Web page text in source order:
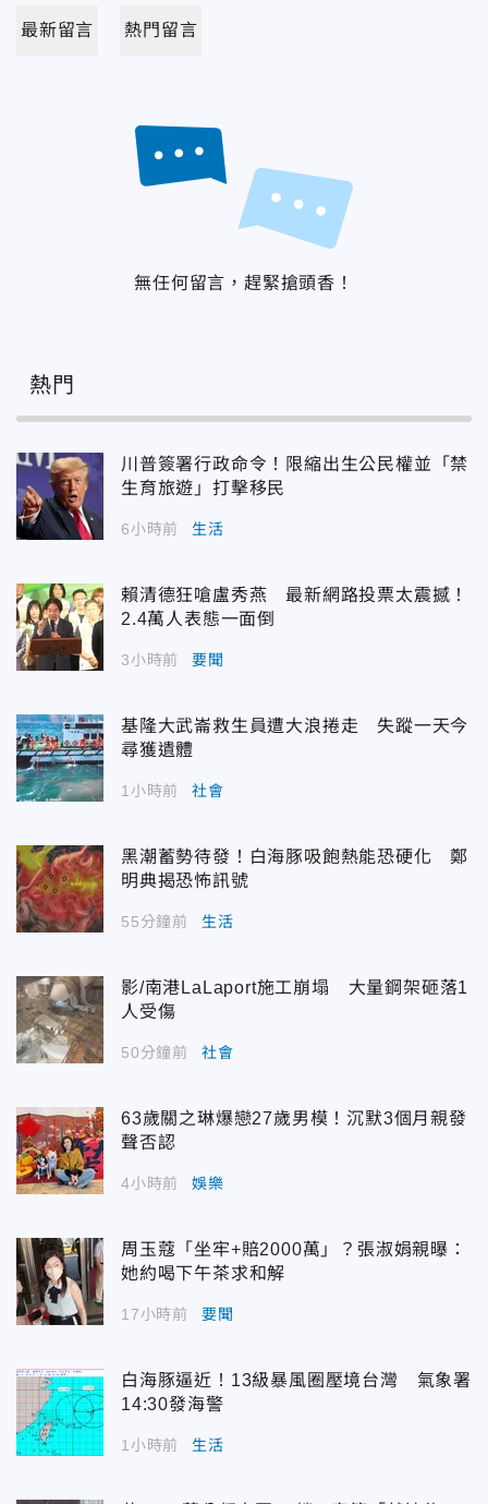
最新留言 熱門留言
無任何留言，趕緊搶頭香！
熱門
川普簽署行政命令！限縮出生公民權並「禁
生育旅遊」打擊移民
6小時前 生活
賴清德狂嗆盧秀燕 最新網路投票太震撼！
2.4萬人表態一面倒
3小時前 要聞
基隆大武崙救生員遭大浪捲走 失蹤一天今
尋獲遺體
1小時前 社會
黑潮蓄勢待發！白海豚吸飽熱能恐硬化 鄭
明典揭恐怖訊號
55分鐘前 生活
影/南港LaLaport施工崩塌 大量鋼架砸落1
人受傷
50分鐘前 社會
63歲關之琳爆戀27歲男模！沉默3個月親發
聲否認
4小時前 娛樂
周玉蔻「坐牢+賠2000萬」？張淑娟親曝：
她約喝下午茶求和解
17小時前 要聞
白海豚逼近！13級暴風圈壓境台灣 氣象署
14:30發海警
1小時前 生活